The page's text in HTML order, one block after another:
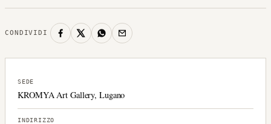
CONDIVIDI
SEDE
KROMYA Art Gallery, Lugano
INDIRIZZO